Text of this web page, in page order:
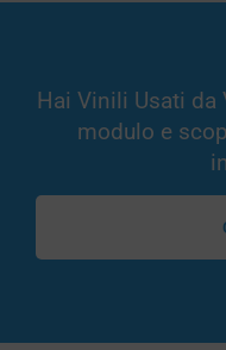
Hai Vinili Usati da
modulo e